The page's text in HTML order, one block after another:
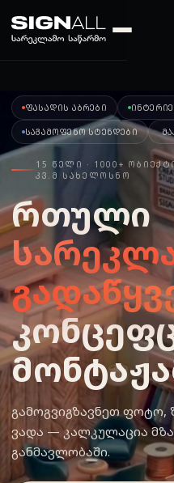
ᲤᲐᲡᲐᲓᲘᲡ ᲐᲑᲠᲔᲑᲘ
ᲡᲐᲒᲐᲛᲝᲤᲔᲜᲝ ᲡᲢᲔᲜᲓᲔᲑᲘ
15 ᲬᲔᲚᲘ · 1000+
ᲙᲕ.Მ ᲡᲐᲮᲔᲚᲝᲡᲜᲝ
რთული
გამოგვიგზავნეთ ფოტო,
ვადა — კალკულაცია
განმავლობაში.